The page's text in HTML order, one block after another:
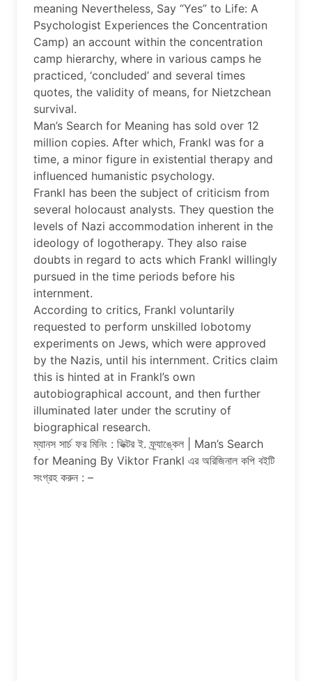
meaning Nevertheless, Say “Yes” to Life: A
Psychologist Experiences the Concentration
Camp) an account within the concentration
camp hierarchy, where in various camps he
practiced, ‘concluded’ and several times
quotes, the validity of means, for Nietzchean
survival.
Man’s Search for Meaning has sold over 12
million copies. After which, Frankl was for a
time, a minor figure in existential therapy and
influenced humanistic psychology.
Frankl has been the subject of criticism from
several holocaust analysts. They question the
levels of Nazi accommodation inherent in the
ideology of logotherapy. They also raise
doubts in regard to acts which Frankl willingly
pursued in the time periods before his
internment.
According to critics, Frankl voluntarily
requested to perform unskilled lobotomy
experiments on Jews, which were approved
by the Nazis, until his internment. Critics claim
this is hinted at in Frankl’s own
autobiographical account, and then further
illuminated later under the scrutiny of
biographical research.
ম্যানস সার্চ ফর মিনিং : ভিক্টর ই. ফ্র্যাঙ্কেল | Man’s Search
for Meaning By Viktor Frankl এর অরিজিনাল কপি বইটি
সংগ্রহ করুন : –